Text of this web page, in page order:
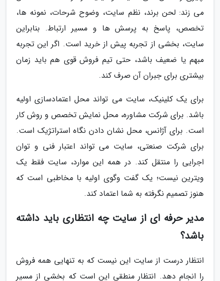
می زند: لحن برند، نظم سایت، وضوح شرحات، نمونه ها،
تخصص، پاسخ به پرسش ها و مسیر ارتباط. بنابراین
سایت، بخشی از تجربه پیش از خرید است. اگر این تجربه
مبهم یا ضعیف باشد، حتی تیم فروش قوی هم باید زمان
بیشتری برای جبران آن صرف کند.
برای یک کلینیک، سایت می تواند محل اعتمادسازی اولیه
باشد. برای شرکت مشاوره، محل نمایش تخصص و روش کار
است. برای آژانس، محل نشان دادن نگاه استراتژیک است.
برای شرکت صنعتی، سایت می تواند اعتبار فنی و توان
اجرایی را منتقل کند. در همه این موارد، سایت فقط یک
ویترین نیست؛ یک گفت وگوی اولیه با مخاطبی است که
هنوز تصمیم نگرفته به شما اعتماد کند.
مدیر حرفه ای از سایت چه انتظاری باید داشته
باشد؟
انتظار درست از سایت این نیست که به تنهایی همه فروش
را انجام دهد. انتظار منطقی این است که بخشی از مسیر